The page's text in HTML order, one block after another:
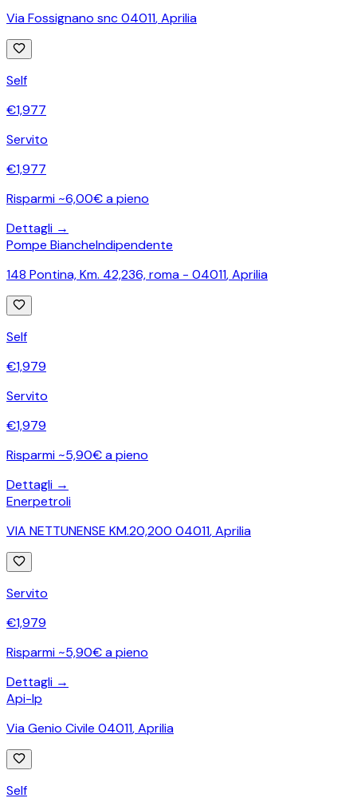
Via Fossignano snc 04011,Aprilia
Self
€1,977
Servito
€1,977
Risparmi ~6,00€ a pieno
Dettagli →
Pompe BiancheIndipendente
148 Pontina, Km. 42,236, roma - 04011,Aprilia
Self
€1,979
Servito
€1,979
Risparmi ~5,90€ a pieno
Dettagli →
Enerpetroli
VIA NETTUNENSE KM.20,200 04011,Aprilia
Servito
€1,979
Risparmi ~5,90€ a pieno
Dettagli →
Api-Ip
Via Genio Civile 04011,Aprilia
Self